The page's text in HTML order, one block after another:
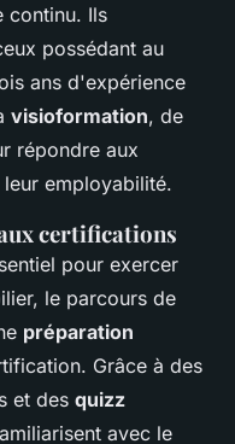
continu. Ils
possédant au
ans d'expérience
visioformation, de
répondre aux
employabilité.
certifications
pour exercer
le parcours de
préparation
Grâce à des
et des quizz
avec le